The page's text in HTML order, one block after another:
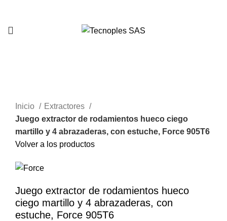
Inicio
Extractores
Juego extractor de rodamientos hueco ciego
martillo y 4 abrazaderas, con estuche, Force 905T6
Volver a los productos
Juego extractor de rodamientos hueco
ciego martillo y 4 abrazaderas, con
estuche, Force 905T6